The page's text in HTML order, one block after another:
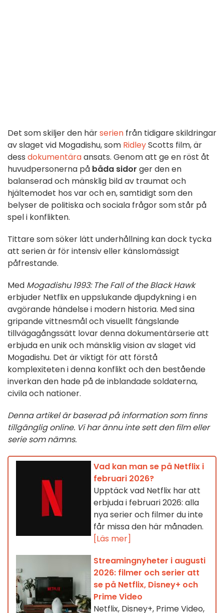
Det som skiljer den härserien från tidigare skildringar
av slaget vid Mogadishu, som RidleyScotts film, är
dess dokumentäraansats. Genom att ge en röst åt
huvudpersonerna på båda sidor ger den en
balanserad och mänsklig bild av traumat och
hjältemodet hos var och en, samtidigt som den
belyser de politiska och sociala frågor som står på
spel i konflikten.
Tittare som söker lätt underhållning kan dock tycka
att serien är för intensiv eller känslomässigt
påfrestande.
Med Mogadishu 1993: The Fall of the Black Hawk
erbjuder Netflix en uppslukande djupdykning i en
avgörande händelse i modern historia. Med sina
gripande vittnesmål och visuellt fängslande
tillvägagångssätt lovar denna dokumentärserie att
erbjuda en unik och mänsklig vision av slaget vid
Mogadishu. Det är viktigt för att förstå
komplexiteten i denna konflikt och den bestående
inverkan den hade på de inblandade soldaterna,
civila och nationer.
Denna artikel är baserad på information som finns
tillgänglig online. Vi har ännu inte sett den film eller
serie som nämns.
Vad kan man se på Netflix i
februari 2026?
Upptäck vad Netflix har att
erbjuda i februari 2026: alla
nya serier och filmer du inte
får missa den här månaden.
[Läs mer]
Streamingnyheter i augusti
2026: filmer och serier att
se på Netflix, Disney+ och
Prime Video
Netflix, Disney+, Prime Video,